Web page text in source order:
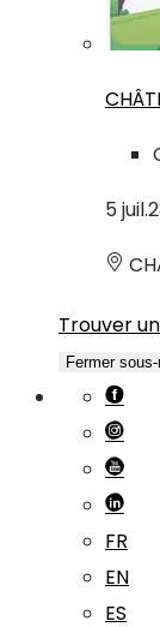
5 juil.
Trouver
Fermer
FR
EN
ES